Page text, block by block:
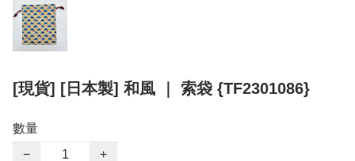
[現貨] [日本製] 和風 ｜ 索袋 {TF2301086}
數量
−
+